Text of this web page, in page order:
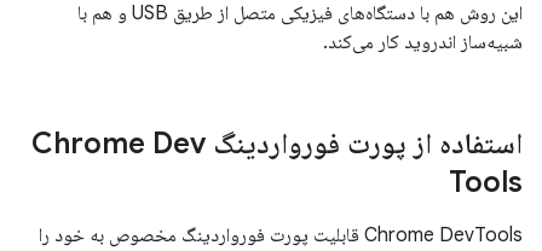
این روش هم با دستگاه‌های فیزیکی متصل از طریق USB و هم با
شبیه‌ساز اندروید کار می‌کند.
استفاده از پورت فورواردینگ Chrome Dev
Tools
Chrome DevTools قابلیت پورت فورواردینگ مخصوص به خود را